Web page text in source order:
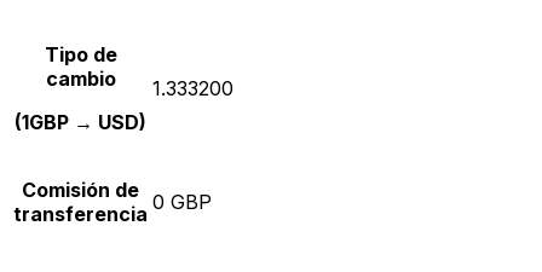
Tipo de
cambio
(1GBP → USD)
1.333200
Comisión de
transferencia 0 GBP